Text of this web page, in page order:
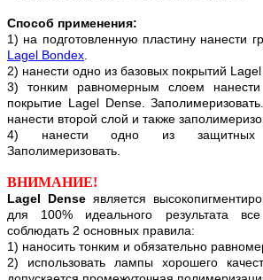
Способ применения:
1) на подготовленную пластину нанести
Lagel Bondex.
2) нанести одно из базовых покрытий
3) тонким равномерным слоем
покрытие Lagel Dense.
нанести второй слой и также
4) нанести одно из защитных
Заполимеризовать.
ВНИМАНИЕ!
Lagel Dense является
для 100% идеального результата
соблюдать 2 основных правила:
1) наносить тонким и обязательно
2) использовать лампы хорошего